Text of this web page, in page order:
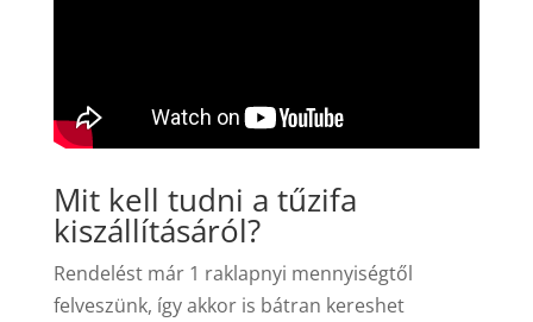
Mit kell tudni a tűzifa
kiszállításáról?
Rendelést már 1 raklapnyi mennyiségtől
felveszünk, így akkor is bátran kereshet